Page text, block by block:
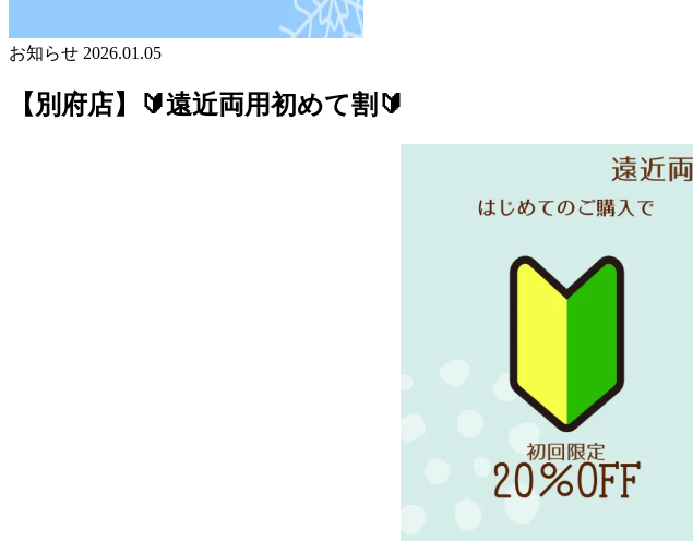
お知らせ 2026.01.05
【別府店】🔰遠近両用初めて割🔰